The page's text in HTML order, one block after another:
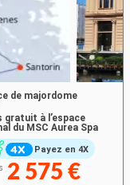
Payez en 4X
de majordome
gratuit à l’espace
du MSC Aurea Spa
2 575 €